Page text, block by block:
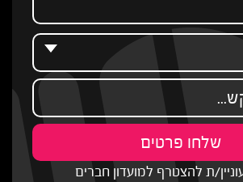
ת להצטרף למועדון חברים